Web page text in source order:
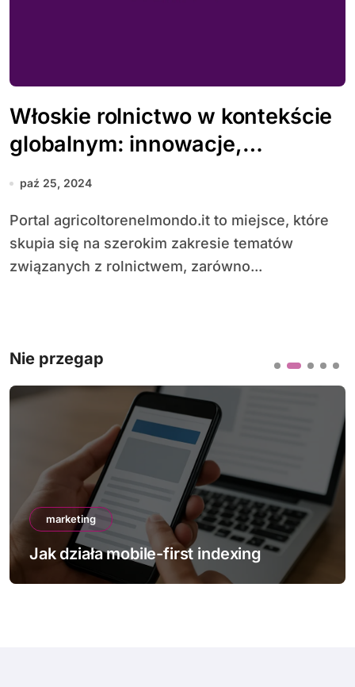
Włoskie rolnictwo w kontekście
globalnym: innowacje,
zrównoważony rozwój i
paź 25, 2024
Portal agricoltorenelmondo.it to miejsce, które
skupia się na szerokim zakresie tematów
związanych z rolnictwem, zarówno...
Nie przegap
marketing
Jak działa mobile-first indexing